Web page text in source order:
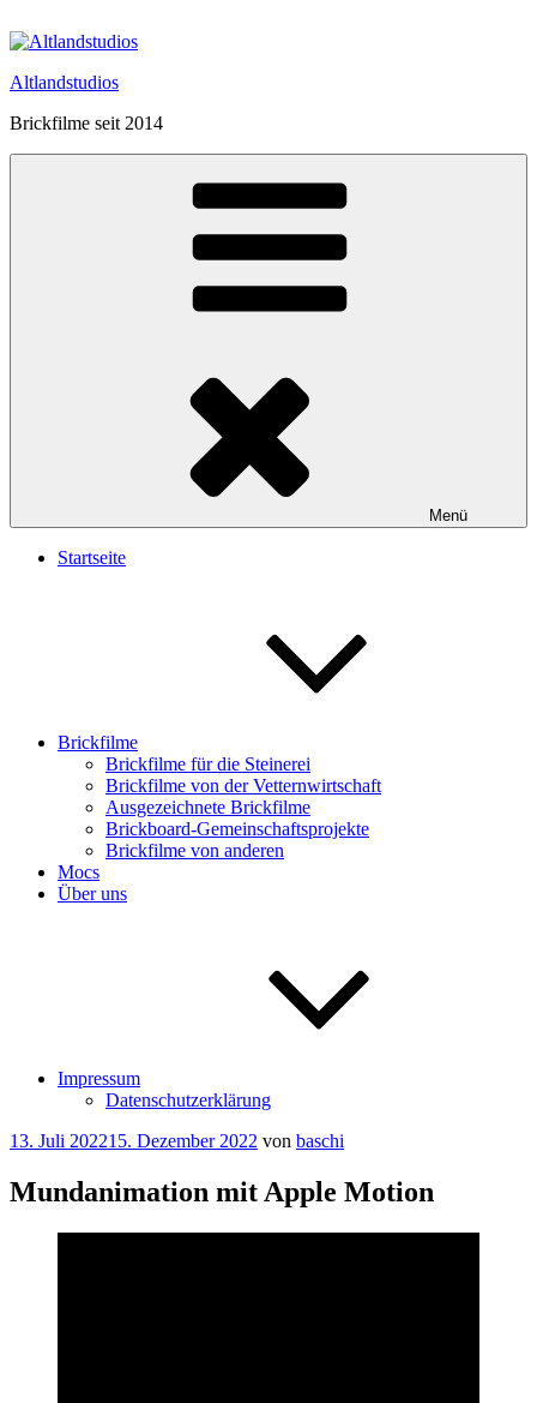
Inhalt
Altlandstudios
Brickfilme seit 2014
Menü
Startseite
Brickfilme
Brickfilme für die Steinerei
Brickfilme von der Vetternwirtschaft
Ausgezeichnete Brickfilme
Brickboard-Gemeinschaftsprojekte
Brickfilme von anderen
Mocs
Über uns
Impressum
Datenschutzerklärung
Veröffentlicht
13. Juli 202215. Dezember 2022 von baschi
Mundanimation mit Apple Motion